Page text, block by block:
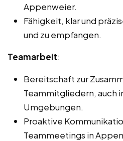
Appenweier.
Fähigkeit, klar und
und zu empfangen.
Teamarbeit:
Bereitschaft zur
Teammitgliedern, auch
Umgebungen.
Proaktive
Teammeetings in